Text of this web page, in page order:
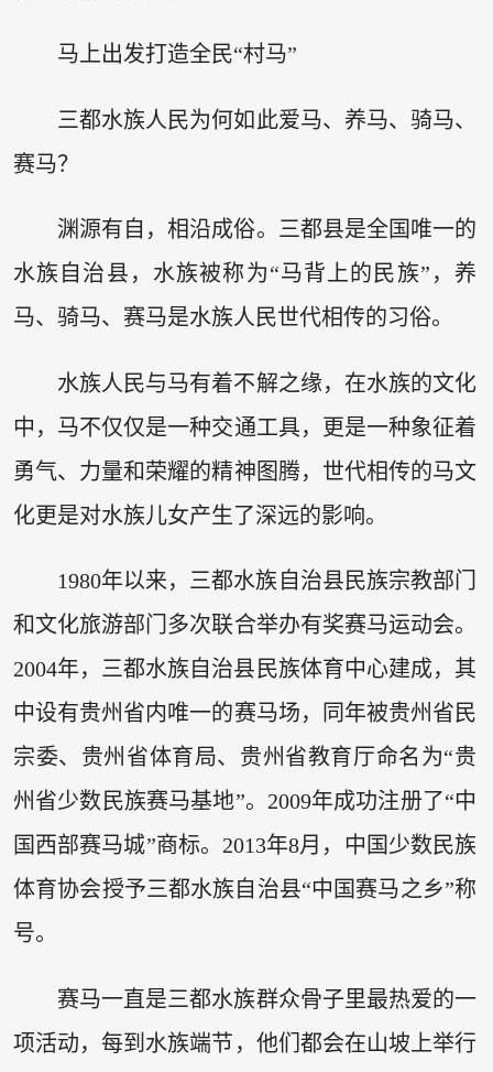
马上出发打造全民“村马”
三都水族人民为何如此爱马、养马、骑马、
赛马？
渊源有自，相沿成俗。三都县是全国唯一的
水族自治县，水族被称为“马背上的民族”，养
马、骑马、赛马是水族人民世代相传的习俗。
水族人民与马有着不解之缘，在水族的文化
中，马不仅仅是一种交通工具，更是一种象征着
勇气、力量和荣耀的精神图腾，世代相传的马文
化更是对水族儿女产生了深远的影响。
1980年以来，三都水族自治县民族宗教部门
和文化旅游部门多次联合举办有奖赛马运动会。
2004年，三都水族自治县民族体育中心建成，其
中设有贵州省内唯一的赛马场，同年被贵州省民
宗委、贵州省体育局、贵州省教育厅命名为“贵
州省少数民族赛马基地”。2009年成功注册了“中
国西部赛马城”商标。2013年8月，中国少数民族
体育协会授予三都水族自治县“中国赛马之乡”称
号。
赛马一直是三都水族群众骨子里最热爱的一
项活动，每到水族端节，他们都会在山坡上举行